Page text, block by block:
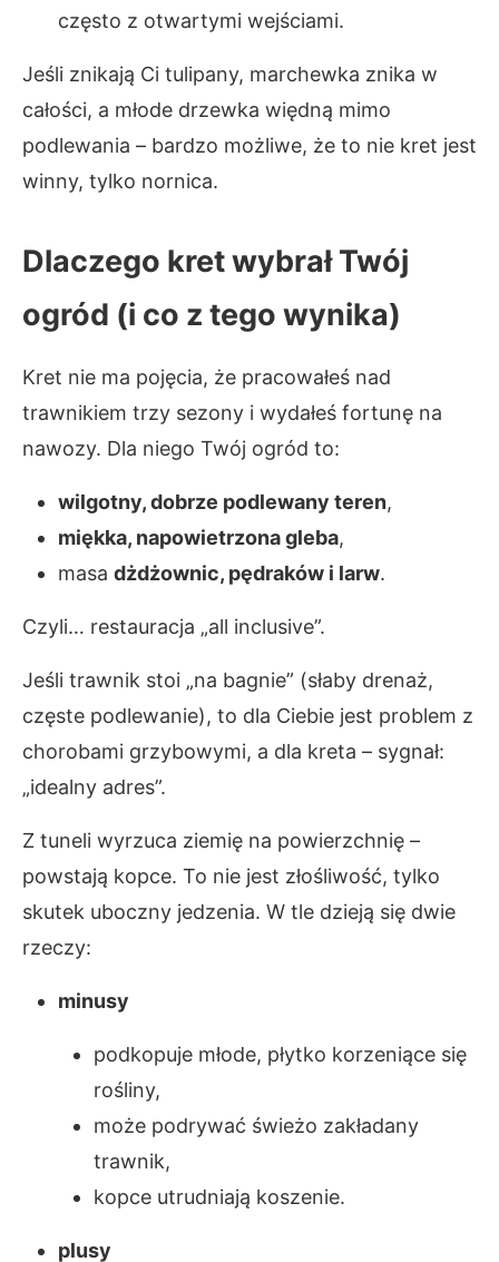
często z otwartymi wejściami.
Jeśli znikają Ci tulipany, marchewka znika w
całości, a młode drzewka więdną mimo
podlewania – bardzo możliwe, że to nie kret jest
winny, tylko nornica.
Dlaczego kret wybrał Twój
ogród (i co z tego wynika)
Kret nie ma pojęcia, że pracowałeś nad
trawnikiem trzy sezony i wydałeś fortunę na
nawozy. Dla niego Twój ogród to:
wilgotny, dobrze podlewany teren,
miękka, napowietrzona gleba,
masa dżdżownic, pędraków i larw.
Czyli… restauracja „all inclusive”.
Jeśli trawnik stoi „na bagnie” (słaby drenaż,
częste podlewanie), to dla Ciebie jest problem z
chorobami grzybowymi, a dla kreta – sygnał:
„idealny adres”.
Z tuneli wyrzuca ziemię na powierzchnię –
powstają kopce. To nie jest złośliwość, tylko
skutek uboczny jedzenia. W tle dzieją się dwie
rzeczy:
minusy
podkopuje młode, płytko korzeniące się
rośliny,
może podrywać świeżo zakładany
trawnik,
kopce utrudniają koszenie.
plusy